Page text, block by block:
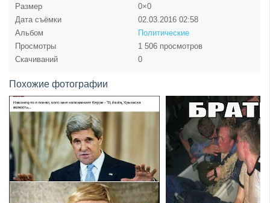
Размер
0×0
Дата съёмки
02.03.2016 02:58
Альбом
Политические
Просмотры
1 506 просмотров
Скачиваний
0
Похожие фотографии